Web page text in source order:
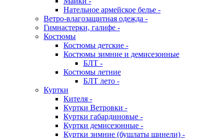
Нательное армейское белье -
Ветро-влагозащитная одежда -
Гимнастерки, галифе -
Костюмы
Костюмы детские -
Костюмы зимние и демисезонные
БЛТ -
Костюмы летние
БЛТ лето -
Куртки
Кителя -
Куртки Ветровки -
Куртки габардиновые -
Куртки демисезонные -
Куртки зимние (бушлаты шинели) -